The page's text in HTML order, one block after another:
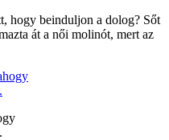
hogy beinduljon a dolog? Sőt
át a női molinót, mert az